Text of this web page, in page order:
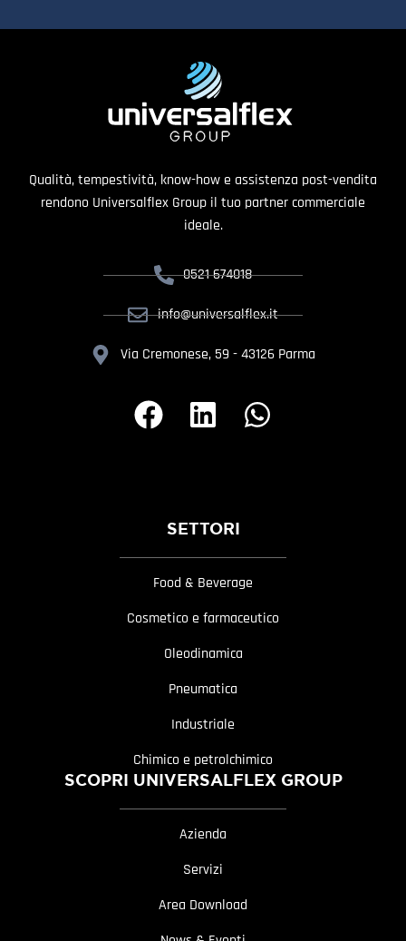
Qualità, tempestività, know-how e assistenza post-vendita
rendono Universalflex Group il tuo partner commerciale
ideale.
0521 674018
info@universalflex.it
Via Cremonese, 59 - 43126 Parma
SETTORI
Food & Beverage
Cosmetico e farmaceutico
Oleodinamica
Pneumatica
Industriale
Chimico e petrolchimico
SCOPRI UNIVERSALFLEX GROUP
Azienda
Servizi
Area Download